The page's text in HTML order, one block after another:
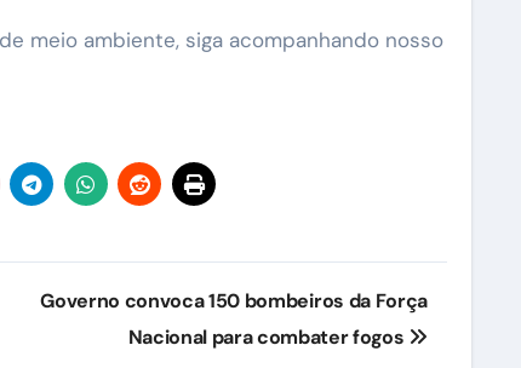
meio ambiente, siga acompanhando nosso
Governo convoca 150 bombeiros da Força
Nacional para combater fogos